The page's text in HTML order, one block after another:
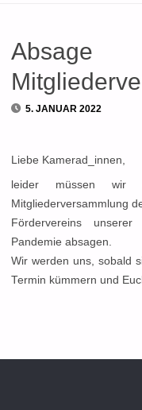
Absage
5. JANUAR 2022
Liebe Kamerad_innen,
leider müssen wir
Mitgliederversammlung
Fördervereins
Pandemie absagen.
Wir werden uns, sobald
Termin kümmern und